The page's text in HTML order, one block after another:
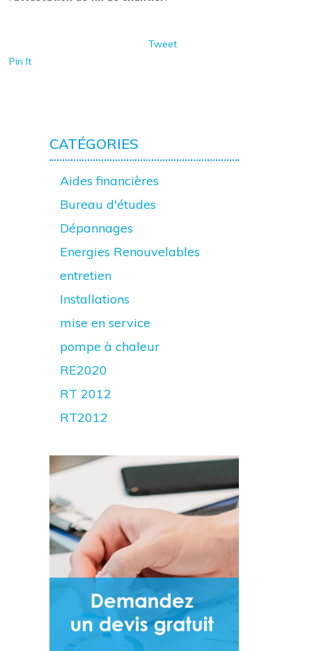
Tweet
Pin It
CATÉGORIES
Aides financières
Bureau d'études
Dépannages
Energies Renouvelables
entretien
Installations
mise en service
pompe à chaleur
RE2020
RT 2012
RT2012